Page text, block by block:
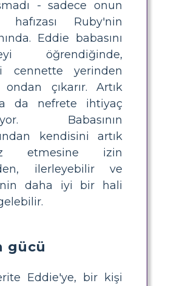
- sadece onun
hafızası Ruby'nin
Eddie babasını
öğrendiğinde,
cennette yerinden
çıkarır. Artık
da nefrete ihtiyaç
Babasının
kendisini artık
etmesine izin
ilerleyebilir ve
daha iyi bir hali
gücü
Eddie'ye, bir kişi